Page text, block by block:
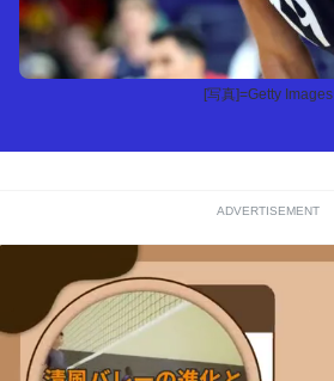
[写真]=Getty Images
ADVERTISEMENT